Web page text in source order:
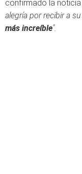
confirmado la
alegría por recibir a
más increíble".